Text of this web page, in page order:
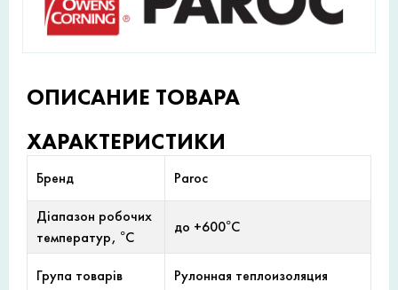
ОПИСАНИЕ ТОВАРА
ХАРАКТЕРИСТИКИ
Бренд Paroc
Діапазон робочих
температур, °С
до +600°С
Група товарів Рулонная теплоизоляция